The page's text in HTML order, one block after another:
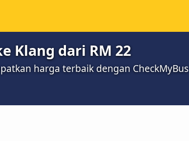
Klang dari RM 22
harga terbaik dengan CheckMyBus